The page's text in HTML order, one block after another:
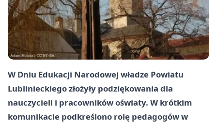
W Dniu Edukacji Narodowej władze Powiatu
Lublinieckiego złożyły podziękowania dla
nauczycieli i pracowników oświaty. W krótkim
komunikacie podkreślono rolę pedagogów w